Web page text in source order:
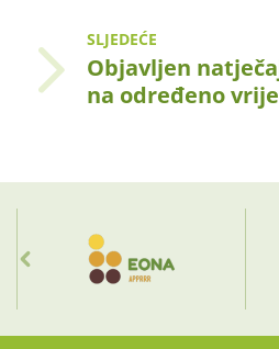
SLJEDEĆE
Objavljen
na određeno